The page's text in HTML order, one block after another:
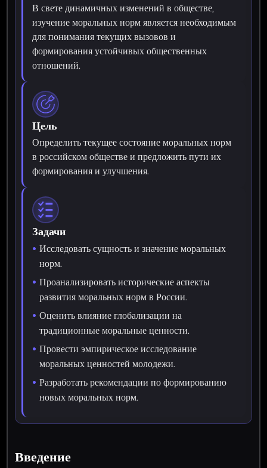
В свете динамичных изменений в обществе,
изучение моральных норм является необходимым
для понимания текущих вызовов и
формирования устойчивых общественных
отношений.
Цель
Определить текущее состояние моральных норм
в российском обществе и предложить пути их
формирования и улучшения.
Задачи
Исследовать сущность и значение моральных
норм.
Проанализировать исторические аспекты
развития моральных норм в России.
Оценить влияние глобализации на
традиционные моральные ценности.
Провести эмпирическое исследование
моральных ценностей молодежи.
Разработать рекомендации по формированию
новых моральных норм.
Введение